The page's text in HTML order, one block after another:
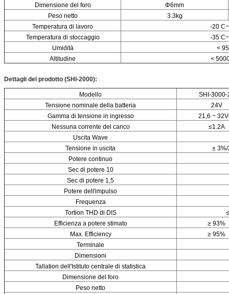
Dimensione del foro
Φ6mm
Peso netto
3.3kg
Temperatura di lavoro
-20
Temperatura di stoccaggio
-35
Umidità
<
Altitudine
<
Dettagli del prodotto (SHI-2000):
Modello
SHI-3000-
Tensione nominale della batteria
24V
Gamma di tensione in ingresso
21,6 ~
Nessuna corrente del carico
≤1.2A
Uscita Wave
Tensione in uscita
±
Potere continuo
Sec di potere 10
Sec di potere 1,5
Potere dell'impulso
Frequenza
Tortion THD di DIS
Efficienza a potere stimato
≥ 93%
Max. Efficiency
≥ 95%
Terminale
Dimensioni
Tallation dell'Istituto centrale di statistica
Dimensione del foro
Peso netto